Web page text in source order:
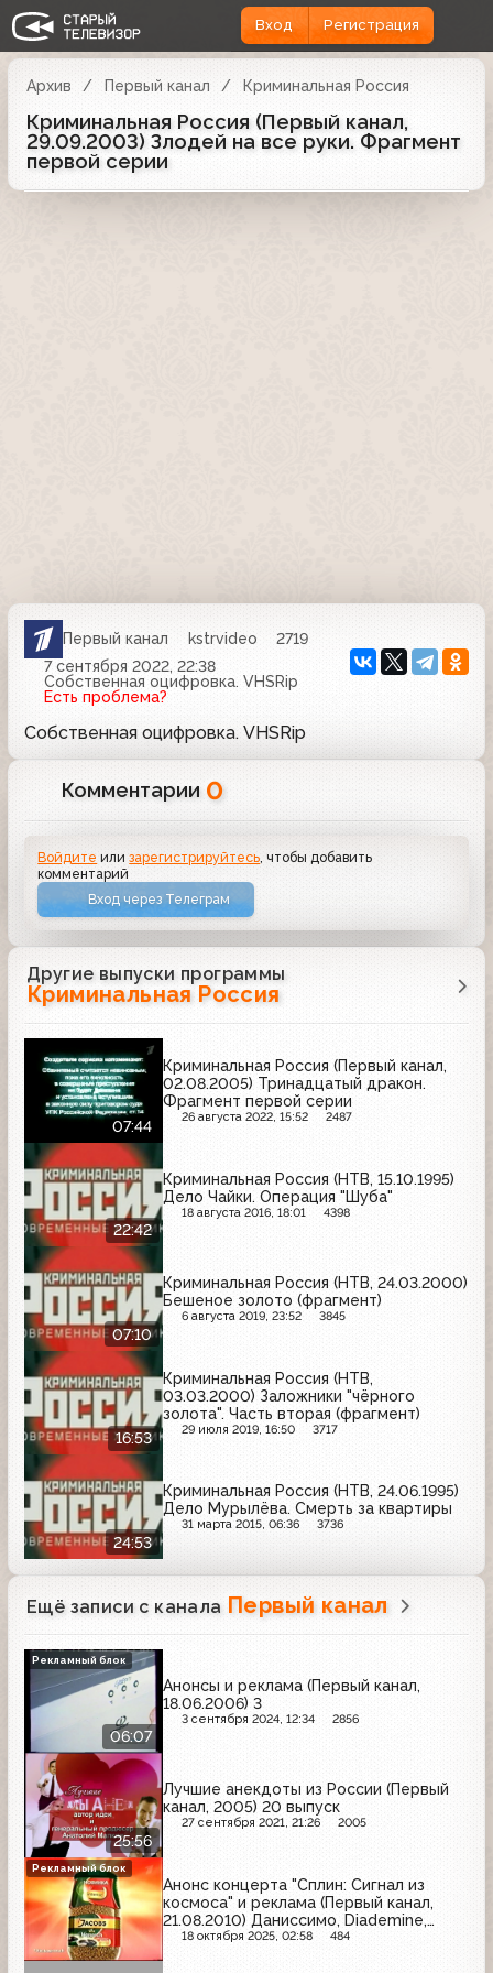
Вход Регистрация
Архив Первый канал Криминальная Россия
Криминальная Россия (Первый канал,
29.09.2003) Злодей на все руки. Фрагмент
первой серии
Первый канал kstrvideo
2719
7 сентября 2022, 22:38
Собственная оцифровка. VHSRip
Есть проблема?
Собственная оцифровка. VHSRip
Комментарии 0
Войдите илизарегистрируйтесь , чтобы добавить
комментарий
Вход через Телеграм
Другие выпуски программы
Криминальная Россия
07:44
Криминальная Россия (Первый канал,
02.08.2005) Тринадцатый дракон.
Фрагмент первой серии
26 августа 2022, 15:52 2487
22:42
Криминальная Россия (НТВ, 15.10.1995)
Дело Чайки. Операция "Шуба"
18 августа 2016, 18:01 4398
07:10
Криминальная Россия (НТВ, 24.03.2000)
Бешеное золото (фрагмент)
6 августа 2019, 23:52 3845
16:53
Криминальная Россия (НТВ,
03.03.2000) Заложники "чёрного
золота". Часть вторая (фрагмент)
29 июля 2019, 16:50 3717
24:53
Криминальная Россия (НТВ, 24.06.1995)
Дело Мурылёва. Смерть за квартиры
31 марта 2015, 06:36 3736
Ещё записи с канала Первый канал
06:07
Анонсы и реклама (Первый канал,
18.06.2006) 3
3 сентября 2024, 12:34 2856
Рекламный блок
25:56
Лучшие анекдоты из России (Первый
канал, 2005) 20 выпуск
27 сентября 2021, 21:26 2005
Анонс концерта "Сплин: Сигнал из
космоса" и реклама (Первый канал,
21.08.2010) Даниссимо, Diademine,
Frustyle, Nivea, Jacobs, Garnier,
18 октября 2025, 02:58 484
Рекламный блок